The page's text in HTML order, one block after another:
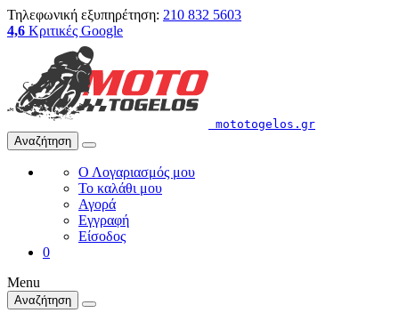
Τηλεφωνική εξυπηρέτηση: 210 832 5603
4,6 Κριτικές Google
mototogelos.gr
Αναζήτηση
Ο Λογαριασμός μου
Το καλάθι μου
Αγορά
Εγγραφή
Είσοδος
0
Menu
Αναζήτηση